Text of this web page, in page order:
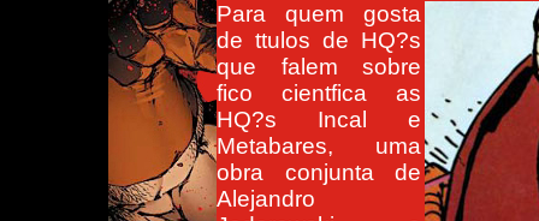
Para quem gosta
de ttulos de HQ?s
que falem sobre
fico cientfica as
HQ?s Incal e
Metabares, uma
obra conjunta de
Alejandro